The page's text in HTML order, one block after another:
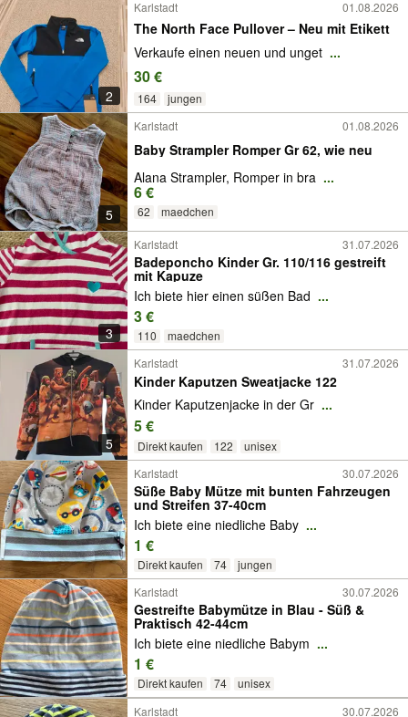
2
Karlstadt 01.08.2026
The North Face Pullover – Neu mit Etikett
Verkaufe einen neuen und unget ...
30 €
164 jungen
5
Karlstadt 01.08.2026
Baby Strampler Romper Gr 62, wie neu
Alana Strampler, Romper in bra ...
6 €
62 maedchen
3
Karlstadt 31.07.2026
Badeponcho Kinder Gr. 110/116 gestreift
mit Kapuze
Ich biete hier einen süßen Bad ...
3 €
110 maedchen
5
Karlstadt 31.07.2026
Kinder Kaputzen Sweatjacke 122
Kinder Kaputzenjacke in der Gr ...
5 €
Direkt kaufen 122
unisex
Karlstadt
30.07.2026
Süße Baby Mütze mit bunten Fahrzeugen
und Streifen 37-40cm
Ich biete eine niedliche Baby ...
1 €
Direkt kaufen 74
jungen
Karlstadt
30.07.2026
Gestreifte Babymütze in Blau - Süß &
Praktisch 42-44cm
Ich biete eine niedliche Babym ...
1 €
Direkt kaufen 74 unisex
Karlstadt 30.07.2026